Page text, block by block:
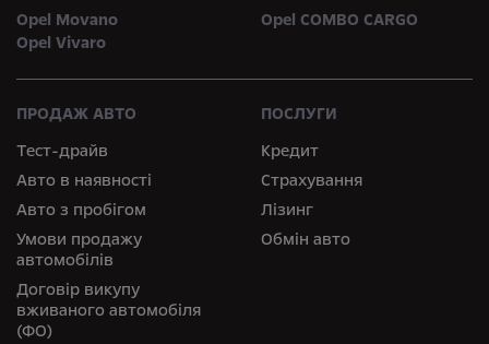
Opel Movano
Opel COMBO CARGO
Opel Vivaro
ПРОДАЖ АВТО
Тест-драйв
Авто в наявності
Авто з пробігом
Умови продажу
автомобілів
Договір викупу
вживаного автомобіля
(ФО)
ПОСЛУГИ
Кредит
Страхування
Лізинг
Обмін авто